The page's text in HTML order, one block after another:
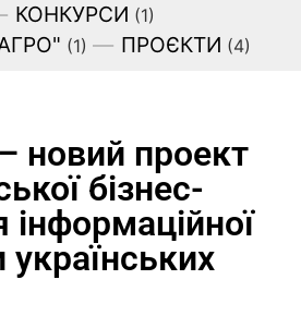
КОНКУРСИ (1)
(1) ПРОЄКТИ (4)
новий проект
бізнес-